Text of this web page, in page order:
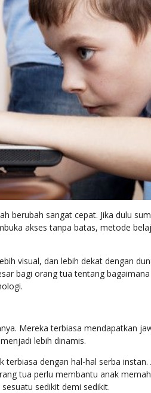
berubah sangat cepat. Jika dulu
akses tanpa batas, metode
visual, dan lebih dekat dengan
bagi orang tua tentang
Mereka terbiasa mendapatkan
lebih dinamis.
dengan hal-hal serba
tua perlu membantu anak
sedikit demi sedikit.